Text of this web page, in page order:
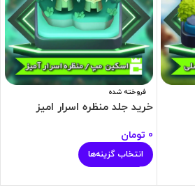
فروخته شده
خرید جلد منظره اسرار امیز
0 تومان
انتخاب گزینه‌ها